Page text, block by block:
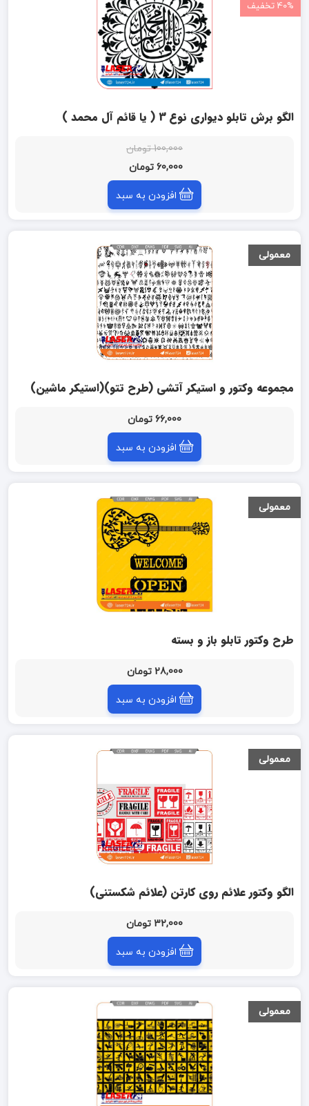
40% تخفیف
الگو برش تابلو دیواری نوع 3 ( یا قائم آل محمد )
100,000 تومان
60,000 تومان
افزودن به سبد
معمولی
مجموعه وکتور و استیکر آتشی (طرح تتو)(استیکر ماشین)
66,000 تومان
افزودن به سبد
معمولی
طرح وکتور تابلو باز و بسته
28,000 تومان
افزودن به سبد
معمولی
الگو وکتور علائم روی کارتن (علائم شکستنی)
32,000 تومان
افزودن به سبد
معمولی